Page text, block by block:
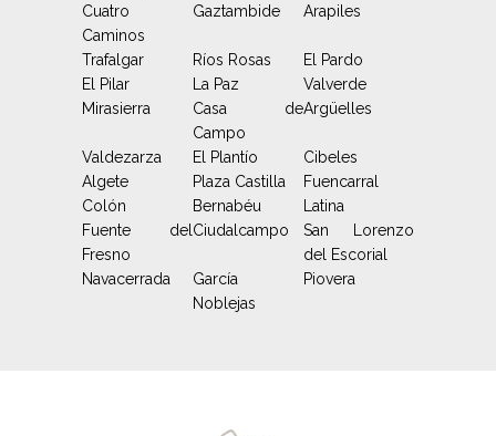
Cuatro
Caminos
Gaztambide Arapiles
Trafalgar Ríos Rosas
El Pardo
El Pilar
La Paz
Valverde
Mirasierra
Casa de
Campo
Argüelles
Valdezarza El Plantío
Cibeles
Algete
Plaza Castilla
Fuencarral
Colón
Bernabéu
Latina
Fuente del
Fresno
Ciudalcampo
San Lorenzo
del Escorial
Navacerrada
García
Noblejas
Piovera